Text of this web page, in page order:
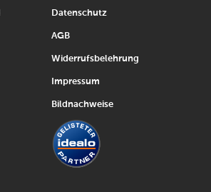
Datenschutz
AGB
Widerrufsbelehrung
Impressum
Bildnachweise